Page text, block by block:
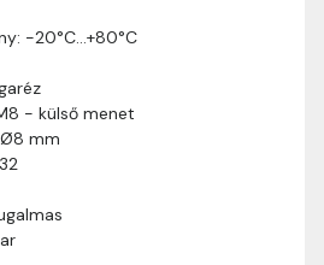
-20°C…+80°C
- külső menet
mm
a megrendeléseket 2-5
kézbesítjük. Amennyiben
kifolyólag a szállítás hosszabb
benneteket.
díj függ a termék súlyától
távolságától. A pontos szállítási
során megtekinthetitek,
véglegesítitek.